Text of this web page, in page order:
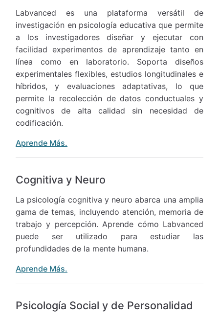
Labvanced es una plataforma versátil de
investigación en psicología educativa que permite
a los investigadores diseñar y ejecutar con
facilidad experimentos de aprendizaje tanto en
línea como en laboratorio. Soporta diseños
experimentales flexibles, estudios longitudinales e
híbridos, y evaluaciones adaptativas, lo que
permite la recolección de datos conductuales y
cognitivos de alta calidad sin necesidad de
codificación.
Aprende Más.
Cognitiva y Neuro
La psicología cognitiva y neuro abarca una amplia
gama de temas, incluyendo atención, memoria de
trabajo y percepción. Aprende cómo Labvanced
puede ser utilizado para estudiar las
profundidades de la mente humana.
Aprende Más.
Psicología Social y de Personalidad